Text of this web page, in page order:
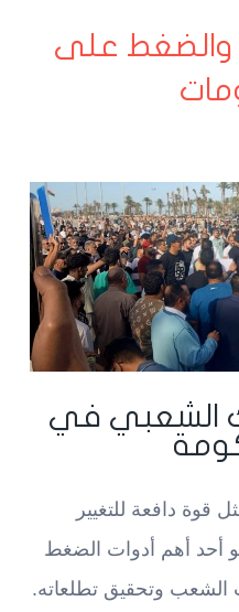
والضغط على
الشعبي في
قوة دافعة للتغيير
أحد أهم أدوات الضغط
الشعب وتحقيق تطلعاته.